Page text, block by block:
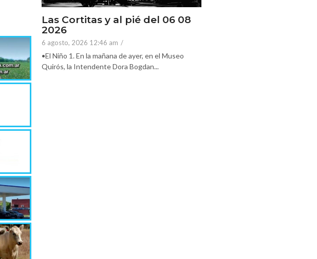
Las Cortitas y al pié del 06 08
2026
6 agosto, 2026 12:46 am /
•El Niño 1. En la mañana de ayer, en el Museo
Quirós, la Intendente Dora Bogdan...